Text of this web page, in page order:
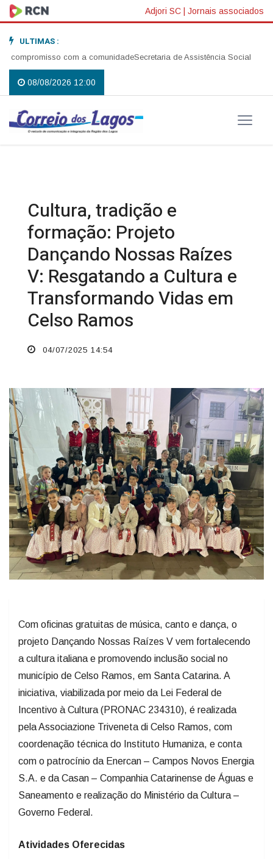
Adjori SC | Jornais associados
ULTIMAS :
com a comunidadeSecretaria de Assistência Social realiza
08/08/2026 12:00
Cultura, tradição e
formação: Projeto
Dançando Nossas Raízes
V: Resgatando a Cultura e
Transformando Vidas em
Celso Ramos
04/07/2025 14:54
Com oficinas gratuitas de música, canto e dança, o
projeto Dançando Nossas Raízes V vem fortalecendo
a cultura italiana e promovendo inclusão social no
município de Celso Ramos, em Santa Catarina. A
iniciativa, viabilizada por meio da Lei Federal de
Incentivo à Cultura (PRONAC 234310), é realizada
pela Associazione Triveneta di Celso Ramos, com
coordenação técnica do Instituto Humaniza, e conta
com o patrocínio da Enercan – Campos Novos Energia
S.A. e da Casan – Companhia Catarinense de Águas e
Saneamento e realização do Ministério da Cultura –
Governo Federal.
Atividades Oferecidas